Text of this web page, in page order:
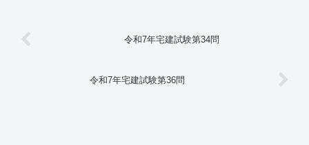
令和7年宅建試験第34問
令和7年宅建試験第36問